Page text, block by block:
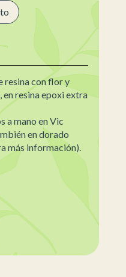
resina con flor y
en resina epoxi extra
a mano en Vic
en dorado
más información).